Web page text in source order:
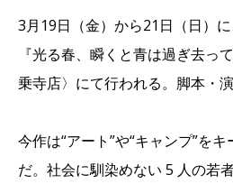
3月19日（金）から21日（日）
『光る春、瞬くと青は過ぎ去っ
乗寺店〉にて行われる。脚本・演
今作は“アート”や“キャンプ”を
だ。社会に馴染めない 5 人の若